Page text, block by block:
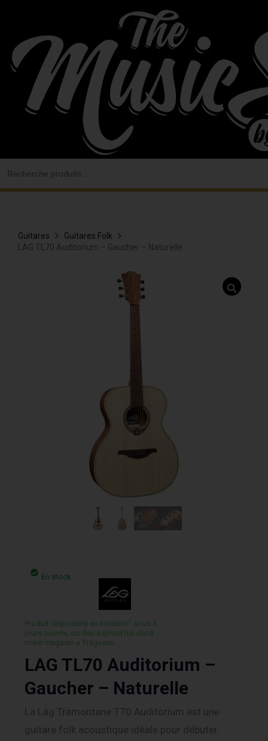
contenu
Guitares
Guitares Folk
LAG TL70 Auditorium – Gaucher – Naturelle
En stock
Produit disponible en livraison¹ sous 3
jours ouvrés, ou des aujourd’hui dans
notre magasin a Trégueux.
LAG TL70 Auditorium –
Gaucher – Naturelle
La Lâg Tramontane T70 Auditorium est une
guitare folk acoustique idéale pour débuter.